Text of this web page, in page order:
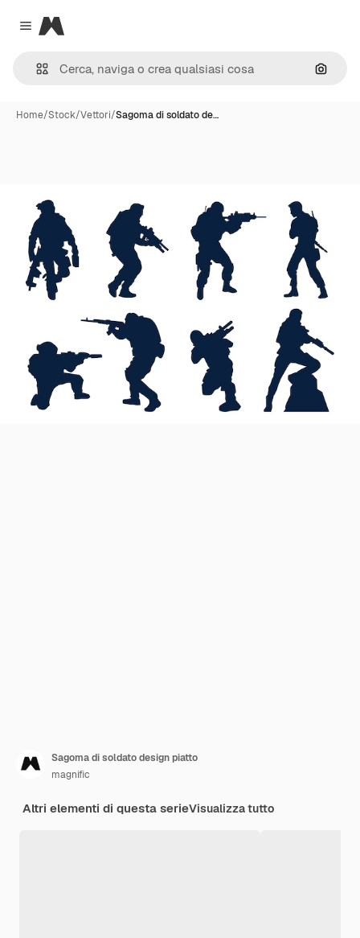
Close menu
Magnific
Cerca
Home/Stock/Vettori/Sagoma di soldato de…
Sagoma di soldato design piatto
magnific
Altri elementi di questa serieVisualizza tutto